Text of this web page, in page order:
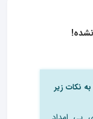
به نکات زیر